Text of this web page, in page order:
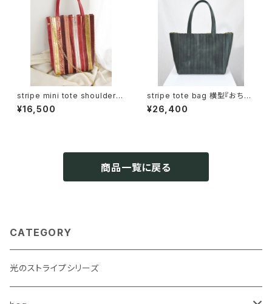
stripe mini tote shoulder （
red ）– 燃ゆるひ –
¥16,500
stripe tote bag 横型『おち
ば』( green )
¥26,400
商品一覧に戻る
CATEGORY
光のストライプシリーズ